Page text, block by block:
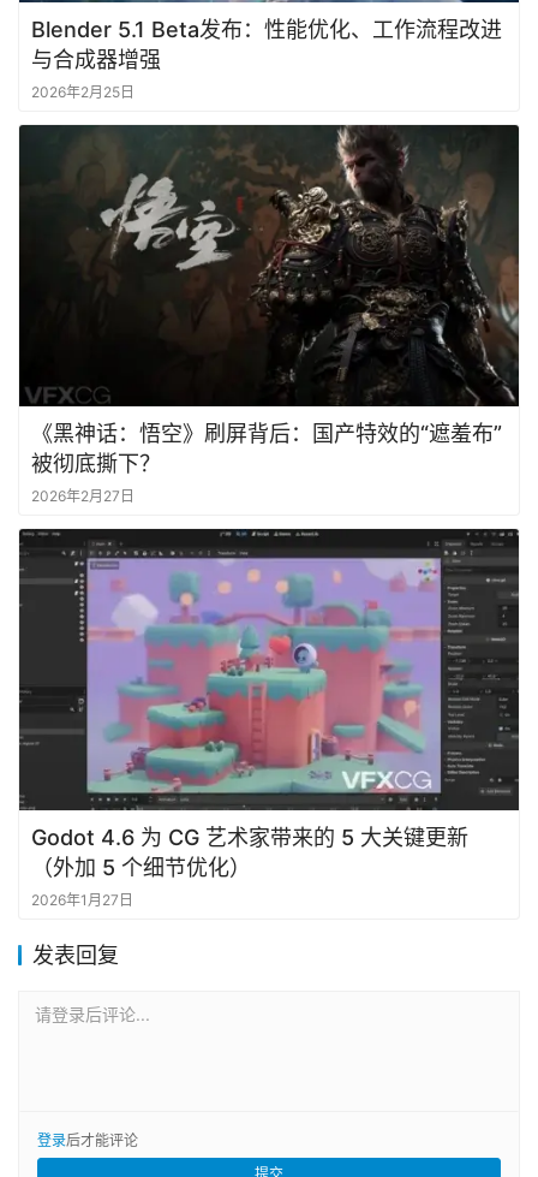
Blender 5.1 Beta发布：性能优化、工作流程改进
与合成器增强
2026年2月25日
《黑神话：悟空》刷屏背后：国产特效的“遮羞布”
被彻底撕下？
2026年2月27日
Godot 4.6 为 CG 艺术家带来的 5 大关键更新
（外加 5 个细节优化）
2026年1月27日
发表回复
请登录后评论...
登录后才能评论